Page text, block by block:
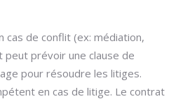
cas de conflit (ex: médiation,
peut prévoir une clause de
pour résoudre les litiges.
en cas de litige. Le contrat